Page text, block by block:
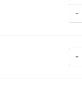
-
-